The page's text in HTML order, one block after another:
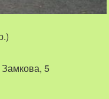
Замкова, 5